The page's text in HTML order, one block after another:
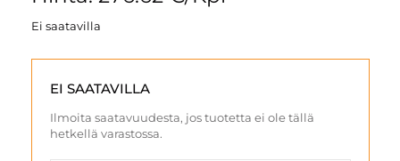
Ei saatavilla
EI SAATAVILLA
Ilmoita saatavuudesta, jos tuotetta ei ole tällä
hetkellä varastossa.